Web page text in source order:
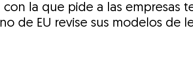
la que pide a las empresas
de EU revise sus modelos de